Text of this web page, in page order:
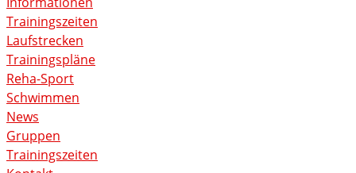
Trainingszeiten
Laufstrecken
Trainingspläne
Reha-Sport
Schwimmen
News
Gruppen
Trainingszeiten